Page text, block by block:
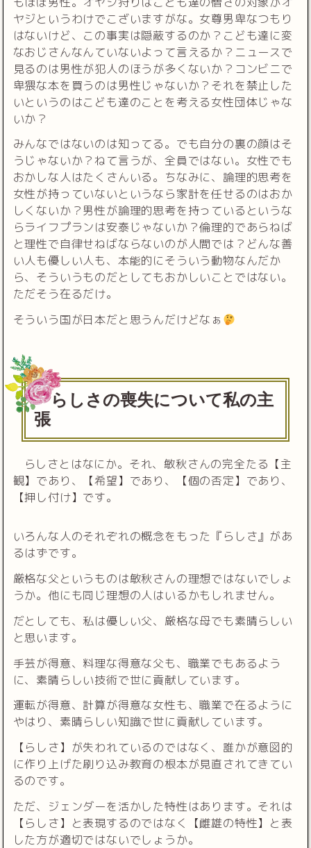
ヤジというわけでこざいますがな。女尊男卑なつもり
はないけど、この事実は隠蔽するのか？こども達に変
なおじさんなんていないよって言えるか？ニュースで
見るのは男性が犯人のほうが多くないか？コンビニで
卑猥な本を買うのは男性じゃないか？それを禁止した
いというのはこども達のことを考える女性団体じゃな
いか？
みんなではないのは知ってる。でも自分の裏の顔はそ
うじゃないか？ねて言うが、全員ではない。女性でも
おかしな人はたくさんいる。ちなみに、論理的思考を
女性が持っていないというなら家計を任せるのはおか
しくないか？男性が論理的思考を持っているというな
らライフプランは安泰じゃないか？倫理的であらねば
と理性で自律せねばならないのが人間では？どんな善
い人も優しい人も、本能的にそういう動物なんだか
ら、そういうものだとしてもおかしいことではない。
ただそう在るだけ。
そういう国が日本だと思うんだけどなぁ
らしさの喪失について私の主
張
らしさとはなにか。それ、敏秋さんの完全たる【主
観】であり、【希望】であり、【個の否定】であり、
【押し付け】です。
いろんな人のそれぞれの概念をもった『らしさ』があ
るはずです。
厳格な父というものは敏秋さんの理想ではないでしょ
うか。他にも同じ理想の人はいるかもしれません。
だとしても、私は優しい父、厳格な母でも素晴らしい
と思います。
手芸が得意、料理な得意な父も、職業でもあるよう
に、素晴らしい技術で世に貢献しています。
運転が得意、計算が得意な女性も、職業で在るように
やはり、素晴らしい知識で世に貢献しています。
【らしさ】が失われているのではなく、誰かが意図的
に作り上げた刷り込み教育の根本が見直されてきてい
るのです。
ただ、ジェンダーを活かした特性はあります。それは
【らしさ】と表現するのではなく【雌雄の特性】と表
した方が適切ではないでしょうか。